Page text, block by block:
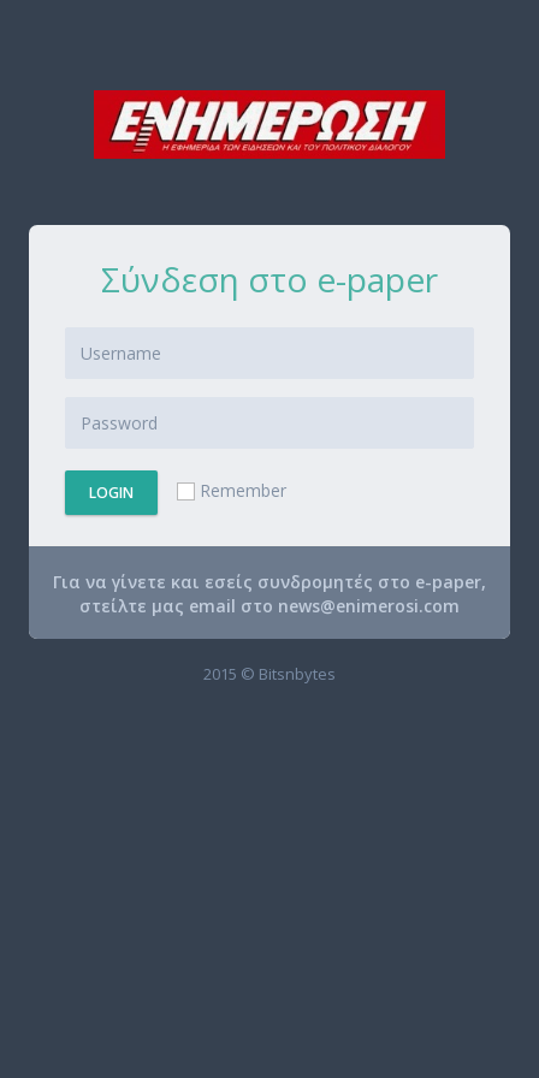
Σύνδεση στο e-paper
LOGIN Remember
Για να γίνετε και εσείς συνδρομητές στο e-paper,
στείλτε μας email στο news@enimerosi.com
2015 © Bitsnbytes